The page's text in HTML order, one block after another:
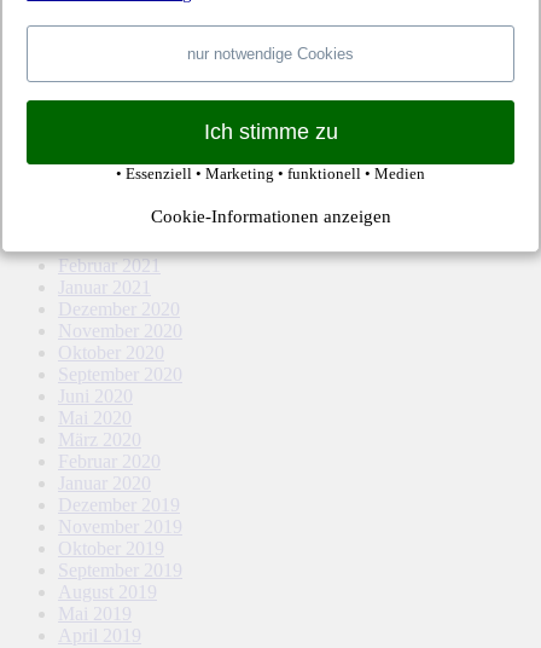
März 2022
August 2021
Februar 2021
Januar 2021
Dezember 2020
November 2020
Oktober 2020
September 2020
Juni 2020
Mai 2020
März 2020
Februar 2020
Januar 2020
Dezember 2019
November 2019
Oktober 2019
September 2019
August 2019
Mai 2019
April 2019
nur notwendige Cookies
Ich stimme zu
• Essenziell • Marketing • funktionell • Medien
Cookie-Informationen anzeigen